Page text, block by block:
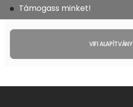
Támogass minket!
VIFI ALAPÍTVÁNY